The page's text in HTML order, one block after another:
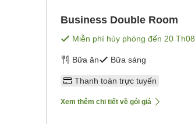
Business Double Room
Miễn phí hủy phòng đến 20 Th08
Bữa ăn Bữa sáng
Thanh toán trực tuyến
Xem thêm chi tiết về gói giá